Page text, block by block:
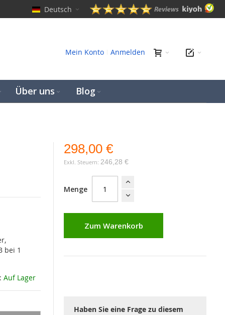
Deutsch
Mein Konto Anmelden
Über uns Blog
bei 1
Auf Lager
298,00 €
246,28 €
Menge
Zum Warenkorb
Haben Sie eine Frage zu diesem